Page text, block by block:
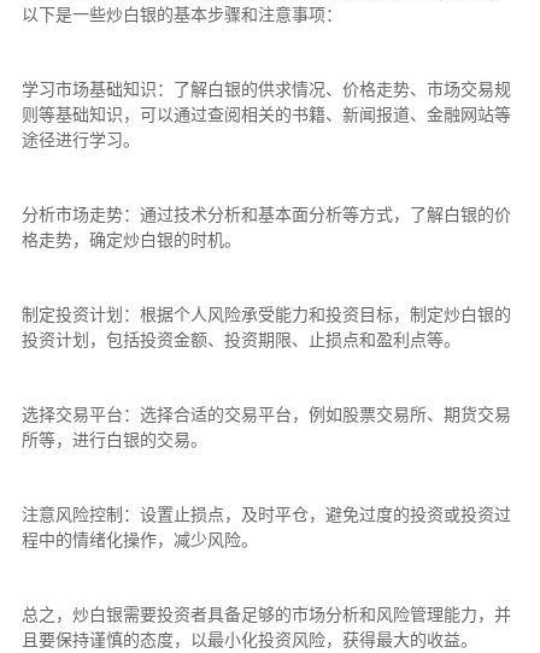
以下是一些炒白银的基本步骤和注意事项：
学习市场基础知识：了解白银的供求情况、价格走势、市场交易规
则等基础知识，可以通过查阅相关的书籍、新闻报道、金融网站等
途径进行学习。
分析市场走势：通过技术分析和基本面分析等方式，了解白银的价
格走势，确定炒白银的时机。
制定投资计划：根据个人风险承受能力和投资目标，制定炒白银的
投资计划，包括投资金额、投资期限、止损点和盈利点等。
选择交易平台：选择合适的交易平台，例如股票交易所、期货交易
所等，进行白银的交易。
注意风险控制：设置止损点，及时平仓，避免过度的投资或投资过
程中的情绪化操作，减少风险。
总之，炒白银需要投资者具备足够的市场分析和风险管理能力，并
且要保持谨慎的态度，以最小化投资风险，获得最大的收益。